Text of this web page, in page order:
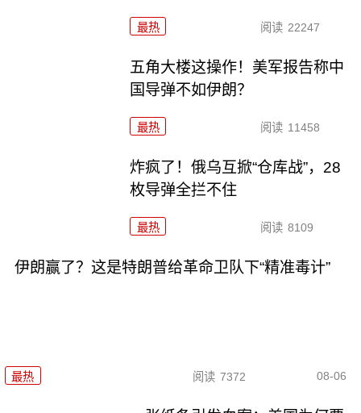
最热 阅读 22247
五角大楼这操作！美军报告称中
国导弹不如伊朗？
最热 阅读 11458
炸疯了！俄乌互掀“仓库战”，28
枚导弹全拦不住
最热 阅读 8109
伊朗赢了？这是特朗普给革命卫队下“精准毒计”
最热 阅读 7372 08-06